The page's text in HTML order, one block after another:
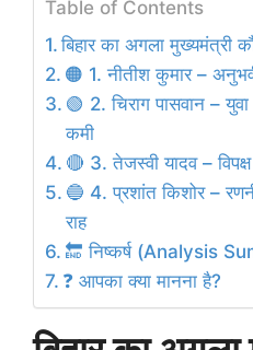
Table of Contents
बिहार का अगला मुख्यमंत्री
🟠 1. नीतीश कुमार –
🟢 2. चिराग पासवान –
कमी
🔴 3. तेजस्वी यादव –
🔵 4. प्रशांत किशोर –
राह
🔚 निष्कर्ष (Analysis
❓ आपका क्या मानना है?